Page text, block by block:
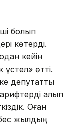
болып
көтерді.
кейін
өтті.
депутаттық
алып
Оған
жылдың